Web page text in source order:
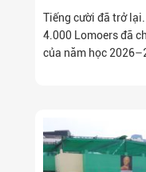
2027
Tiếng cười đã trở
4.000 Lomoers đã
của năm học